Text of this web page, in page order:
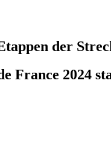
der
France 2024